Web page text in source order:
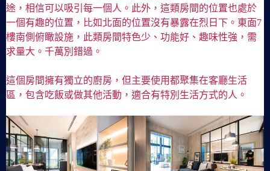
途，相信可以吸引每一個人。此外，這類房間的位置也處於
一個有趣的位置，比如北面的位置沒有暴露在烈日下。東面7
樓南側俯瞰設施，此類房間特色少、功能好、趣味性強，需
求量大。千萬別錯過。
這個房間擁有獨立的廚房，但主要使用都聚集在客廳生活
區，包含吃飯或做其他活動，適合有特別生活方式的人。